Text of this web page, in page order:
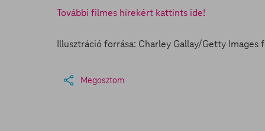
További filmes hírekért kattints ide!
Illusztráció forrása: Charley Gallay/Getty Images
Megosztom